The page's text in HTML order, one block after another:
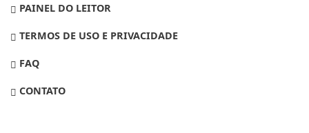
PAINEL DO LEITOR
TERMOS DE USO E PRIVACIDADE
FAQ
CONTATO